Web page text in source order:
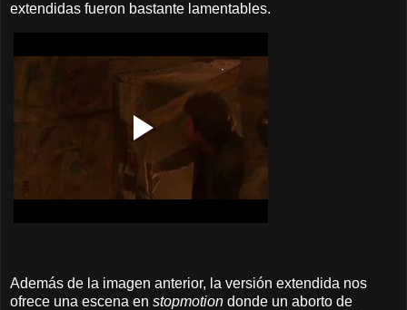
extendidas fueron bastante lamentables.
Además de la imagen anterior, la versión extendida nos
ofrece una escena en stopmotion donde un aborto de